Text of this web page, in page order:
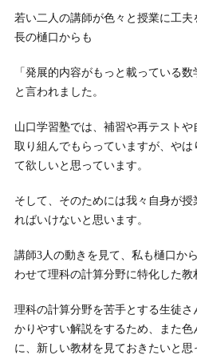
若い二人の講師が色々と授業に工
長の樋口からも
「発展的内容がもっと載っている
と言われました。
山口学習塾では、補習や再テスト
取り組んでもらっていますが、や
て欲しいと思っています。
そして、そのためには我々自身が
ればいけないと思います。
講師3人の動きを見て、私も樋口か
わせて理科の計算分野に特化した教
理科の計算分野を苦手とする生徒
かりやすい解説をするため、また
に、新しい教材を見ておきたいと思